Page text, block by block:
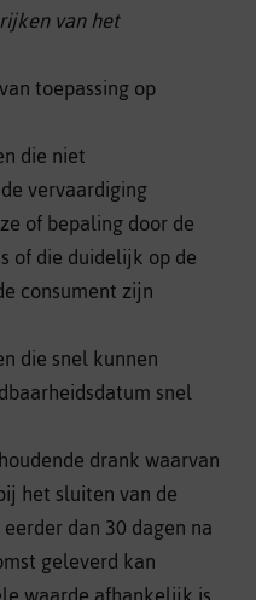
van het
toepassing op
die niet
vervaardiging
of bepaling door de
of die duidelijk op de
consument zijn
die snel kunnen
snel
drank waarvan
het sluiten van de
dan 30 dagen na
geleverd kan